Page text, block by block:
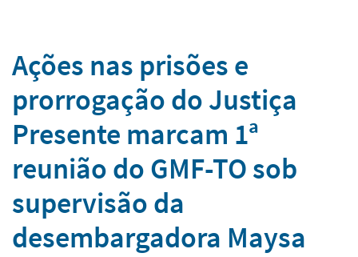
Notícias
Ações nas prisões e
prorrogação do Justiça
Presente marcam 1ª
reunião do GMF-TO sob
supervisão da
desembargadora Maysa